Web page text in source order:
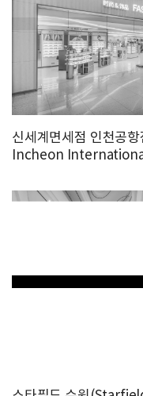
신세계면세점 인천공
Incheon